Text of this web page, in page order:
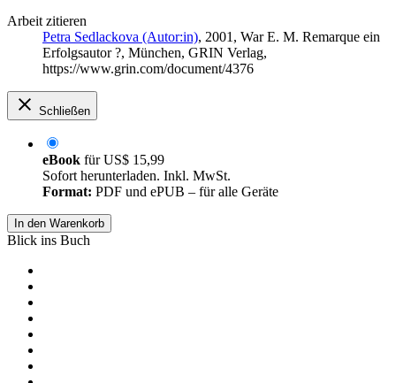
Arbeit zitieren
Petra Sedlackova (Autor:in), 2001, War E. M. Remarque ein
Erfolgsautor ?, München, GRIN Verlag,
https://www.grin.com/document/4376
Schließen
eBook fürUS$ 15,99
Sofort herunterladen. Inkl. MwSt.
Format: PDF und ePUB – für alle Geräte
In den Warenkorb
Blick ins Buch